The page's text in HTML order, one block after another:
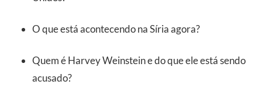
O que está acontecendo na Síria agora?
Quem é Harvey Weinstein e do que ele está sendo
acusado?